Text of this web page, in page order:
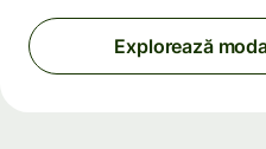
Explorează